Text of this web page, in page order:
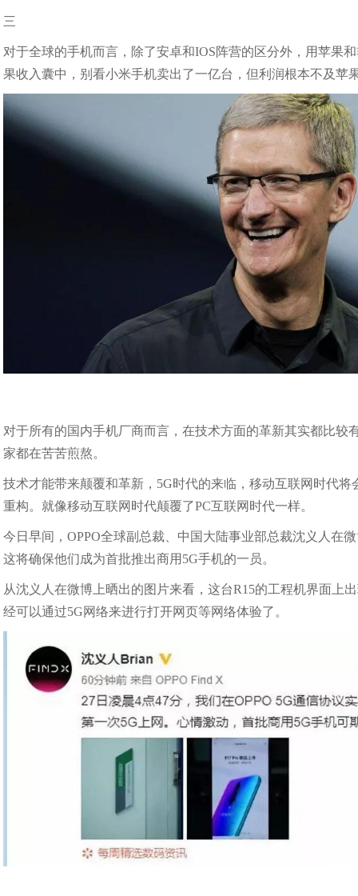
三
对于全球的手机而言，除了安卓和IOS阵营的区分外，用苹果
果收入囊中，别看小米手机卖出了一亿台，但利润根本不及苹
对于所有的国内手机厂商而言，在技术方面的革新其实都比
家都在苦苦煎熬。
技术才能带来颠覆和革新，5G时代的来临，移动互联网时代
重构。就像移动互联网时代颠覆了PC互联网时代一样。
今日早间，OPPO全球副总裁、中国大陆事业部总裁沈义人在
这将确保他们成为首批推出商用5G手机的一员。
从沈义人在微博上晒出的图片来看，这台R15的工程机界面上
经可以通过5G网络来进行打开网页等网络体验了。